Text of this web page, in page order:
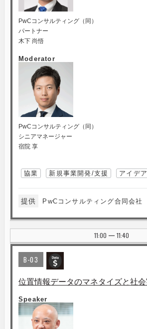
PwCコンサルティング（同）
パートナー
木下 尚悟
Moderator
PwCコンサルティング（同）
シニアマネージャー
宿院 享
協業 新規事業開発/支援 アイデ
提供 PwCコンサルティング合同会社
11:00 | 11:40
B-03
位置情報データのマネタイズと社
Speaker